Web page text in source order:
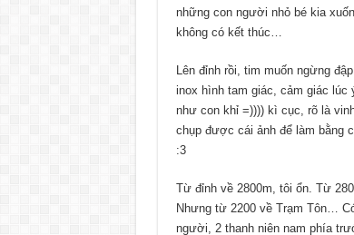
những con người nhỏ bé kia
không có kết thúc…
Lên đỉnh rồi, tim muốn ngừng
inox hình tam giác, cảm giác lúc
như con khỉ =)))) kì cục, rõ là
chụp được cái ảnh để làm bằng
:3
Từ đỉnh về 2800m, tôi ổn. Từ
Nhưng từ 2200 về Trạm Tôn…
người, 2 thanh niên nam phía